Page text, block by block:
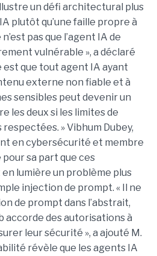
un défi architectural plus
plutôt qu’une faille propre à
pas que l’agent IA de
vulnérable », a déclaré
est que tout agent IA ayant
externe non fiable et à
sensibles peut devenir un
les deux si les limites de
» Vibhum Dubey,
en cybersécurité et membre
pour sa part que ces
lumière un problème plus
injection de prompt. « Il ne
de prompt dans l’abstrait,
accorde des autorisations à
leur sécurité », a ajouté M.
révèle que les agents IA